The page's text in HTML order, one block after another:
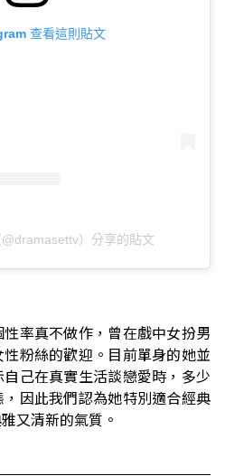
查看這則貼文
）分享的貼文
率真不做作，曾在戲中女扮男
粉絲的歡迎。目前單身的她並
己在真實生活談戀愛時，多少
因此我們認為她特別適合經典
又清新的氣質。